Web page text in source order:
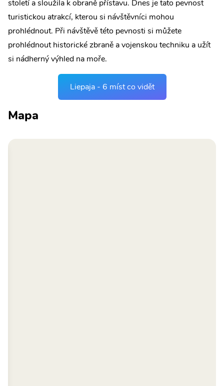
století a sloužila k obraně přístavu. Dnes je tato pevnost
turistickou atrakcí, kterou si návštěvníci mohou
prohlédnout. Při návštěvě této pevnosti si můžete
prohlédnout historické zbraně a vojenskou techniku a užít
si nádherný výhled na moře.
Liepaja - 6 míst co vidět
Mapa